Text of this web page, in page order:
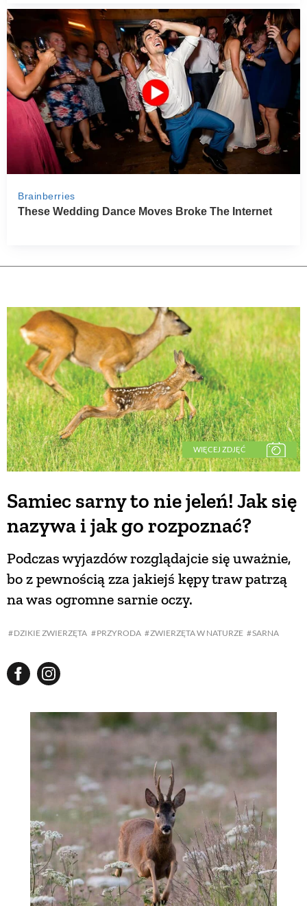
WIĘCEJ ZDJĘĆ
Samiec sarny to nie jeleń! Jak się
nazywa i jak go rozpoznać?
DZIKIE ZWIERZĘTA PRZYRODA ZWIERZĘTA W NATURZE SARNA
Podczas wyjazdów rozglądajcie się uważnie,
bo z pewnością zza jakiejś kępy traw patrzą
na was ogromne sarnie oczy.